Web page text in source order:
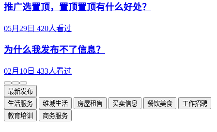
推广选置顶，置顶置顶有什么好处？
05月29日 420人看过
为什么我发布不了信息？
02月10日 433人看过
最新发布
生活服务
维城生活 房屋租售 买卖信息 餐饮美食
工作招聘
教育培训
商务服务